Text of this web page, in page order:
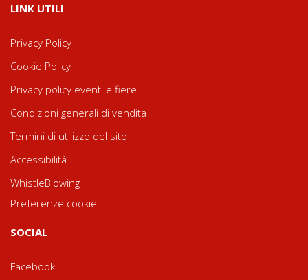
LINK UTILI
Privacy Policy
Cookie Policy
Privacy policy eventi e fiere
Condizioni generali di vendita
Termini di utilizzo del sito
Accessibilità
WhistleBlowing
Preferenze cookie
SOCIAL
Facebook